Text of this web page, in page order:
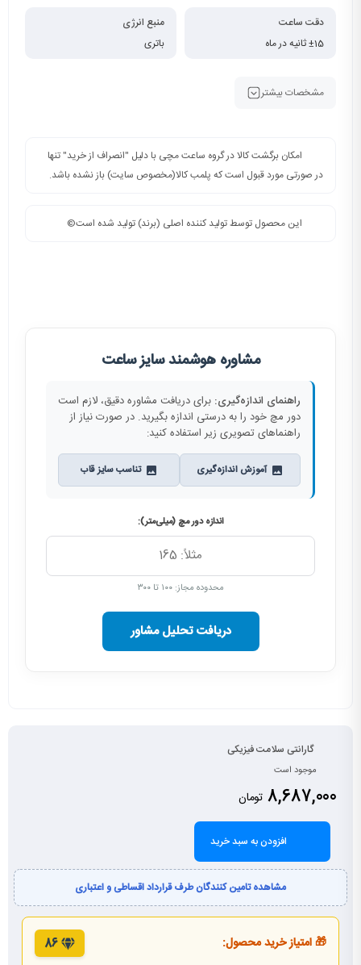
دقت ساعت
±15 ثانیه در ماه
منبع انرژی
باتری
مشخصات بیشتر
امکان برگشت کالا در گروه ساعت مچی با دلیل "انصراف از خرید" تنها
در صورتی مورد قبول است که پلمب کالا(مخصوص سایت) باز نشده باشد.
این محصول توسط تولید کننده اصلی (برند) تولید شده است©️
مشاوره هوشمند سایز ساعت
راهنمای اندازه‌گیری: برای دریافت مشاوره دقیق، لازم است
دور مچ خود را به درستی اندازه بگیرید. در صورت نیاز از
راهنماهای تصویری زیر استفاده کنید:
آموزش اندازه‌گیری تناسب سایز قاب
اندازه دور مچ (میلی‌متر):
محدوده مجاز: ۱۰۰ تا ۳۰۰
دریافت تحلیل مشاور
گارانتی سلامت فیزیکی
موجود است
8,687,000 تومان
افزودن به سبد خرید
مشاهده تامین کنندگان طرف قرارداد اقساطی و اعتباری
🎁 امتیاز خرید محصول: 86